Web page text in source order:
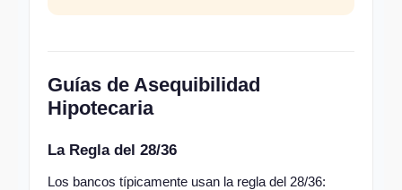
Guías de Asequibilidad
Hipotecaria
La Regla del 28/36
Los bancos típicamente usan la regla del 28/36: